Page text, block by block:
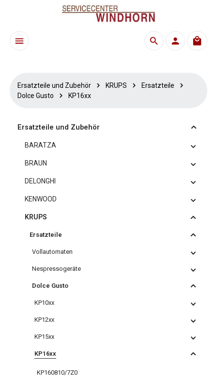
Zum Hauptinhalt springen
Ersatzteile und Zubehör KRUPS
Ersatzteile
Dolce Gusto
KP16xx
Ersatzteile und Zubehör
BARATZA
BRAUN
DELONGHI
KENWOOD
KRUPS
Ersatzteile
Vollautomaten
Nespressogeräte
Dolce Gusto
KP10xx
KP12xx
KP15xx
KP16xx
KP160810/7Z0